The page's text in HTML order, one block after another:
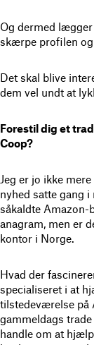
Og dermed
skærpe profilen
Det skal blive
dem vel undt at
Forestil dig et
Coop?
Jeg er jo ikke
nyhed satte gang
såkaldte Amazon-
anagram, men er
kontor i Norge.
Hvad der
specialiseret i at
tilstedeværelse på
gammeldags
handle om at